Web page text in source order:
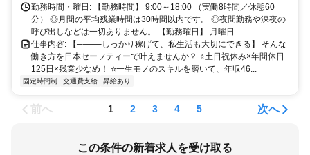
前へ 1 2 3 4 5 次へ
この条件の新着求人を受け取る
静岡県 / 音羽町駅
「LINEで受け取る」では、新着求人のほか、おすすめ情報なども配信しま
LINEで受け取る